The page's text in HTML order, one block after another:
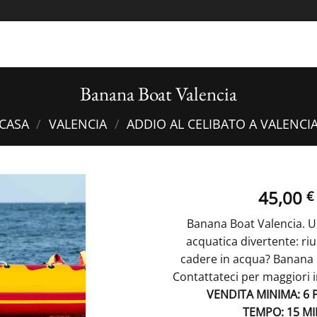
Banana Boat Valencia
CASA / VALENCIA / ADDIO AL CELIBATO A
45,00 €
Banana Boat Valencia.
acquatica divertente:
cadere in acqua?
Contattateci per maggiori
VENDITA MINIMA: 6
TEMPO: 15